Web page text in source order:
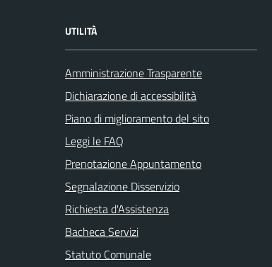
UTILITÀ
Amministrazione Trasparente
Dichiarazione di accessibilità
Piano di miglioramento del sito
Leggi le FAQ
Prenotazione Appuntamento
Segnalazione Disservizio
Richiesta d'Assistenza
Bacheca Servizi
Statuto Comunale